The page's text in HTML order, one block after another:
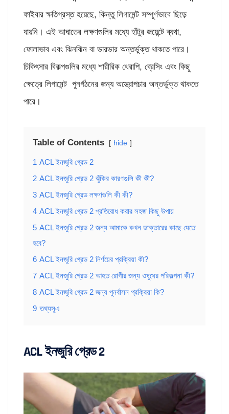
ফাইবার ক্ষতিগ্রস্ত হয়েছে, কিন্তু লিগামেন্ট সম্পূর্ণভাবে ছিড়ে
যায়নি। এই আঘাতের লক্ষণগুলির মধ্যে হাঁটুর জয়েন্টে ব্যথা,
ফোলাভাব এবং ঝিনঝিন বা ভারভার অন্তর্ভুক্ত থাকতে পারে।
চিকিৎসার বিকল্পগুলির মধ্যে শারীরিক থেরাপি, ব্রেসিং এবং কিছু
ক্ষেত্রে লিগামেন্ট পুনর্গঠনের জন্য অস্ত্রোপচার অন্তর্ভুক্ত থাকতে
পারে।
Table of Contents hide
1 ACL ইনজুরি গ্রেড 2
2 ACL ইনজুরি গ্রেড 2 ঝুঁকির কারণগুলি কী কী?
3 ACL ইনজুরি গ্রেড লক্ষণগুলি কী কী?
4 ACL ইনজুরি গ্রেড 2 প্রতিরোধ করার সহজ কিছু উপায়
5 ACL ইনজুরি গ্রেড 2 জন্য আমাকে কখন ডাক্তারের কাছে যেতে
হবে?
6 ACL ইনজুরি গ্রেড 2 নির্ণয়ের প্রক্রিয়া কী?
7 ACL ইনজুরি গ্রেড 2 আহত রোগীর জন্য ওষুধের পরিকল্পনা কী?
8 ACL ইনজুরি গ্রেড 2 জন্য পুনর্বাসন প্রক্রিয়া কি?
9 তথ্যসূএ
ACL ইনজুরি গ্রেড 2